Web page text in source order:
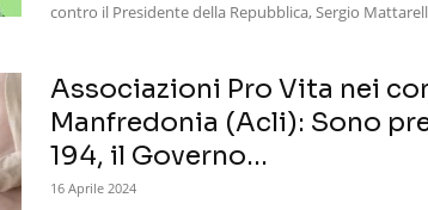
contro il Presidente della Repubblica, Sergio
Associazioni Pro Vita nei
Manfredonia (Acli): Sono
194, il Governo...
16 Aprile 2024